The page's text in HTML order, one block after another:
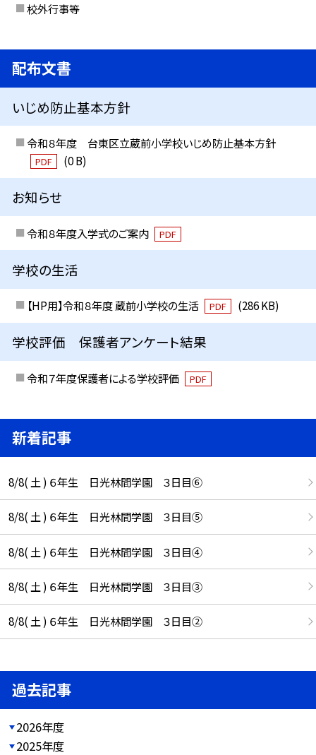
校外行事等
配布文書
いじめ防止基本方針
令和８年度 台東区立蔵前小学校いじめ防止基本方針
PDF (0 B)
お知らせ
令和８年度入学式のご案内 PDF
学校の生活
【HP用】令和８年度 蔵前小学校の生活 PDF (286 KB)
学校評価 保護者アンケート結果
令和７年度保護者による学校評価 PDF
新着記事
8/8( 土 ) ６年生 日光林間学園 ３日目⑥
8/8( 土 ) ６年生 日光林間学園 ３日目⑤
8/8( 土 ) ６年生 日光林間学園 ３日目④
8/8( 土 ) ６年生 日光林間学園 ３日目③
8/8( 土 ) ６年生 日光林間学園 ３日目②
過去記事
2026年度
2025年度